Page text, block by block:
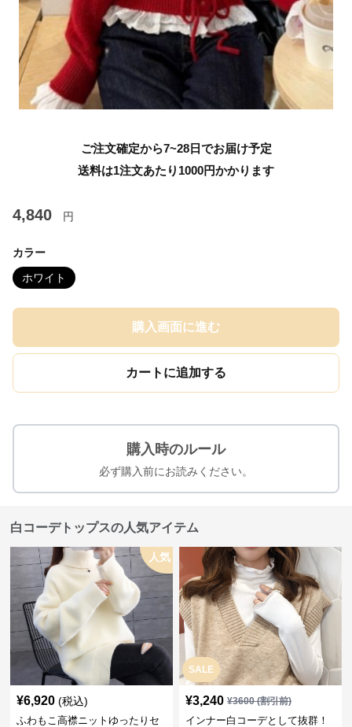
ご注文確定から7~28日でお届け予定
送料は1注文あたり 1000円かかります
4,840 円
カラー
ホワイト
購入画面に進む
カートに追加する
購入時のルール
必ず購入前にお読みください。
白コーデトップスの人気アイテム
人気
¥6,920 (税込)
ふわもこ高襟ニットゆったりセ
SALE
¥3,240 ¥3600(割引前)
インナー白コーデとして抜群！